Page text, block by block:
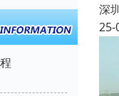
深
25-